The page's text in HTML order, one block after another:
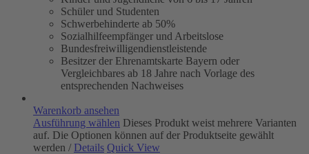
Schüler und Studenten
Schwerbehinderte ab 50%
Sozialhilfeempfänger und Arbeitslose
Bundesfreiwilligendienstleistende
Besitzer der Ehrenamtskarte Bayern oder
Vergleichbares ab 18 Jahre nach Vorlage des
entsprechenden Nachweises
Warenkorb ansehen
Ausführung wählen Dieses Produkt weist mehrere Varianten
auf. Die Optionen können auf der Produktseite gewählt
werden / Details Quick View